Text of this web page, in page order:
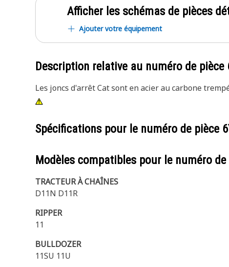
Afficher les schémas de pièces
Ajouter votre équipement
Description relative au numéro de pièce
Les joncs d'arrêt Cat sont en acier au carbone
Spécifications pour le numéro de pièce
Modèles compatibles pour le numéro de
TRACTEUR À CHAÎNES
D11N D11R
RIPPER
11
BULLDOZER
11SU 11U